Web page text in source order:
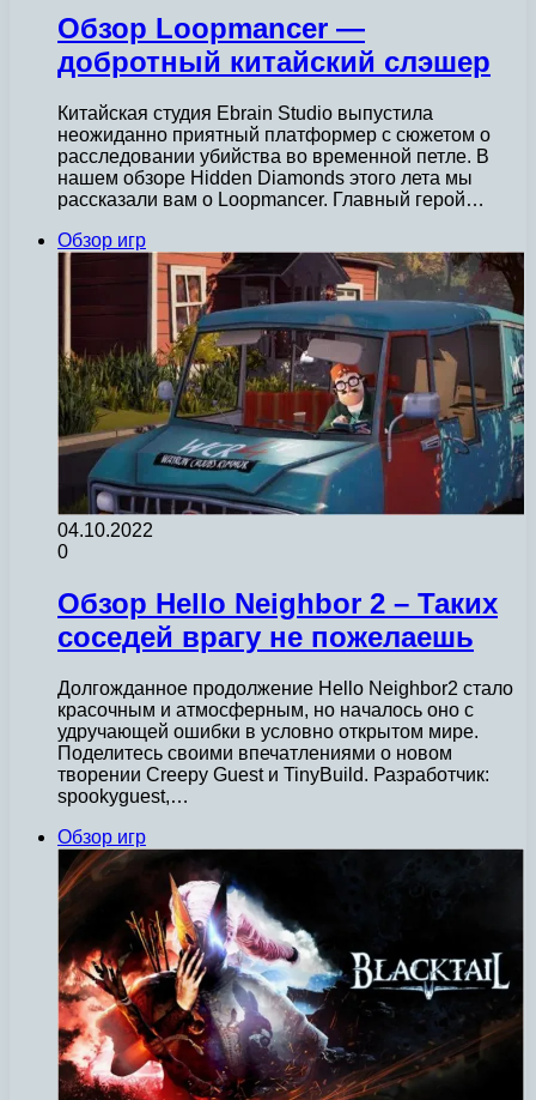
Обзор Loopmancer —
добротный китайский слэшер
Китайская студия Ebrain Studio выпустила
неожиданно приятный платформер с сюжетом о
расследовании убийства во временной петле. В
нашем обзоре Hidden Diamonds этого лета мы
рассказали вам о Loopmancer. Главный герой…
Обзор игр
04.10.2022
0
Обзор Hello Neighbor 2 – Таких
соседей врагу не пожелаешь
Долгожданное продолжение Hello Neighbor2 стало
красочным и атмосферным, но началось оно с
удручающей ошибки в условно открытом мире.
Поделитесь своими впечатлениями о новом
творении Creepy Guest и TinyBuild. Разработчик:
spookyguest,…
Обзор игр